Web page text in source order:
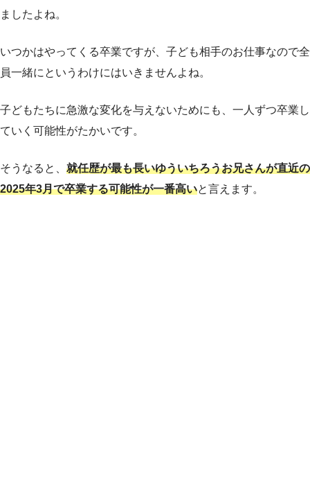
ましたよね。
いつかはやってくる卒業ですが、子ども相手のお仕事なので全
員一緒にというわけにはいきませんよね。
子どもたちに急激な変化を与えないためにも、一人ずつ卒業し
ていく可能性がたかいです。
そうなると、 就任歴が最も長いゆういちろうお兄さんが直近の
2025年3月で卒業する可能性が一番高いと言えます。